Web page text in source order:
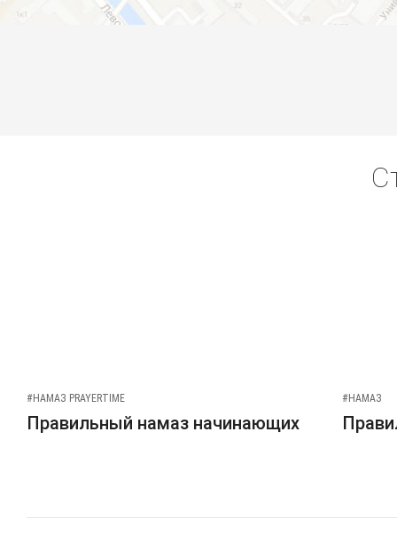
#НАМАЗ PRAYERTIME
Правильный намаз начинающих
#НАМАЗ